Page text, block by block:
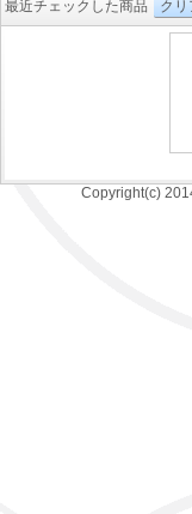
最近チェックした商品 クリ
Copyright(c)